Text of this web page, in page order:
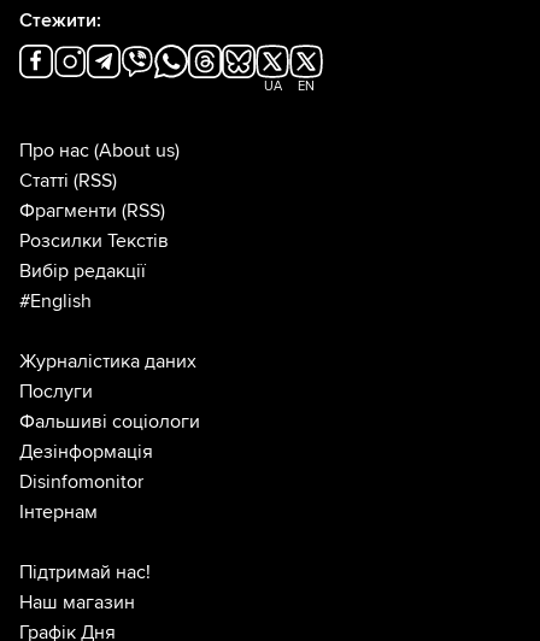
Стежити:
UA EN
Про нас (About us)
Статті (RSS)
Фрагменти (RSS)
Розсилки Текстів
Вибір редакції
#English
Журналістика даних
Послуги
Фальшиві соціологи
Дезінформація
Disinfomonitor
Інтернам
Підтримай нас!
Наш магазин
Графік Дня